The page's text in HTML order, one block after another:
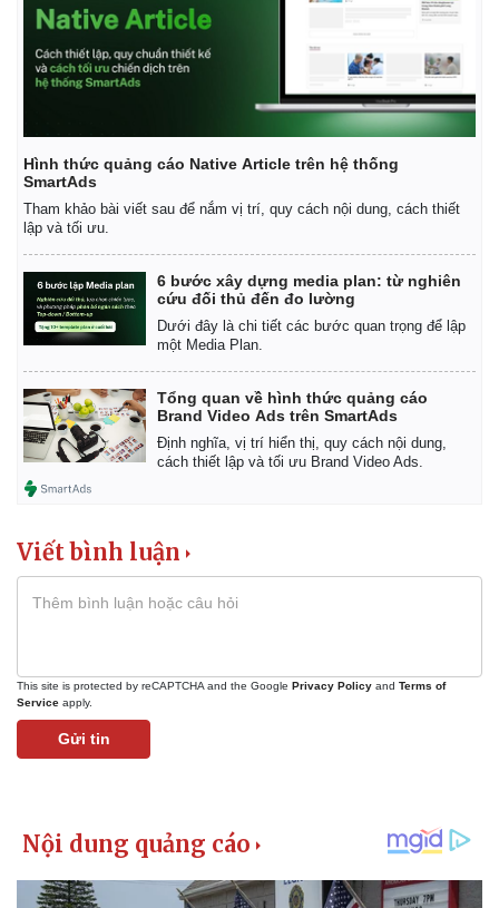
Kinh tế
Bất động sản
Khởi nghiệp
Thị trường
Giá vàng
Tỷ giá
Chứng khoán
Giá cà phê
Hình thức quảng cáo Native Article trên hệ thống
SmartAds
Tham khảo bài viết sau để nắm vị trí, quy cách nội dung, cách thiết
lập và tối ưu.
6 bước xây dựng media plan: từ nghiên
cứu đối thủ đến đo lường
Dưới đây là chi tiết các bước quan trọng để lập
một Media Plan.
Tổng quan về hình thức quảng cáo
Brand Video Ads trên SmartAds
Định nghĩa, vị trí hiển thị, quy cách nội dung,
cách thiết lập và tối ưu Brand Video Ads.
Viết bình luận
This site is protected by reCAPTCHA and the Google Privacy Policy and Terms of
Service apply.
Gửi tin